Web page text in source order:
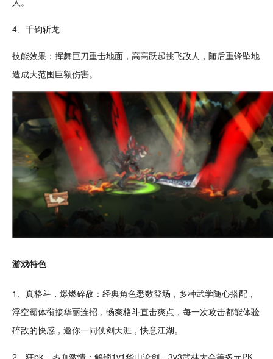
4、千钧斩龙
技能效果：挥舞巨刀重击地面，高高跃起挑飞敌人，随后重锋坠地
造成大范围巨额伤害。
游戏特色
1、真格斗 ，爆燃碎敌： 经典角色悉数登场，多种武学随心搭配，
浮空霸体衔接华丽连招，畅爽格斗直击爽点，每一次攻击都能体验
碎敌的快感，邀你一同仗剑天涯，快意江湖。
2、狂pk ，热血激情： 解锁1v1华山论剑、 3v3武林大会等多元PK